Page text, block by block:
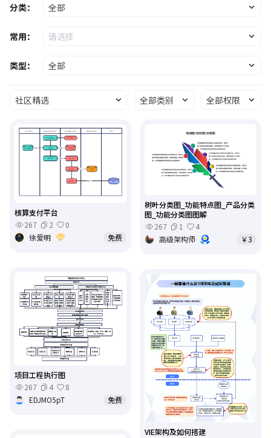
分类： 全部
常用： 请选择
类型： 全部
社区精选 全部类别 全部权限
核算支付平台
267
2
0
徐爱明
免费
树叶分类图_功能特点图_产品分类
图_功能分类图图解
267
1
4
高级架构师
￥3
项目工程执行图
267
4
8
EDJMO5pT
免费
VIE架构及如何搭建